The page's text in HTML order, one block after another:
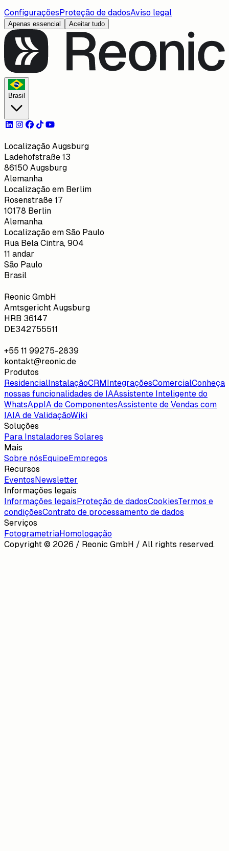
ConfiguraçõesProteção de dadosAviso legal
Apenas essencial Aceitar tudo
Brasil
Localização Augsburg
Ladehofstraße 13
86150 Augsburg
Alemanha
Localização em Berlim
Rosenstraße 17
10178 Berlin
Alemanha
Localização em São Paulo
Rua Bela Cintra, 904
11 andar
São Paulo
Brasil
Reonic GmbH
Amtsgericht Augsburg
HRB 36147
DE342755511
+55 11 99275-2839
kontakt@reonic.de
Produtos
Residencial InstalaçãoCRM IntegraçõesComercialConheça
nossas funcionalidades de IAAssistente Inteligente do
WhatsApp IA de ComponentesAssistente de Vendas com
IA IA de ValidaçãoWiki
Soluções
Para Instaladores Solares
Mais
Sobre nós EquipeEmpregos
Recursos
Eventos Newsletter
Informações legais
Informações legais Proteção de dadosCookiesTermos e
condiçõesContrato de processamento de dados
Serviços
FotogrametriaHomologação
Copyright © 2026 / Reonic GmbH / All rights reserved.